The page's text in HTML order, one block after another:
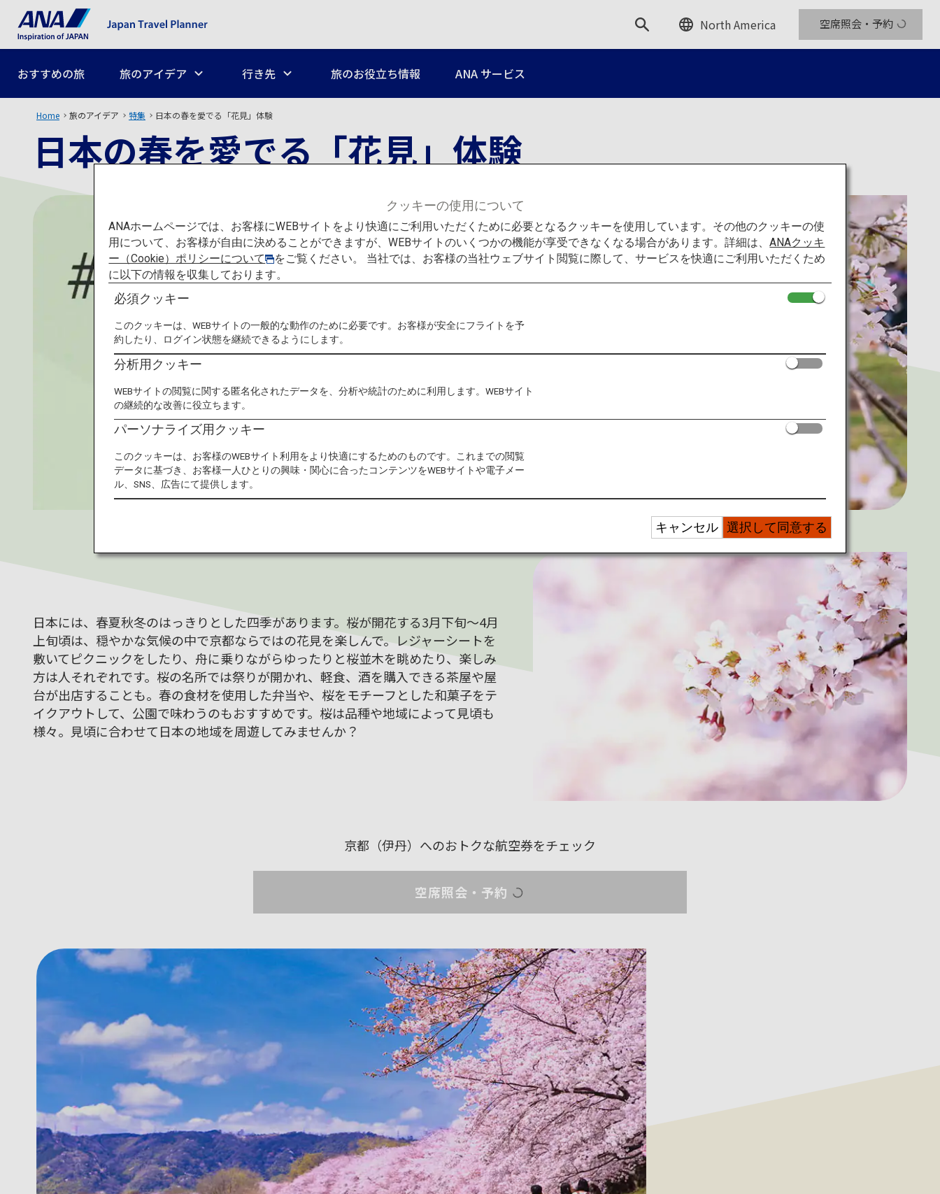
North America 空席照会・予約
おすすめの旅 旅のアイデア 行き先 旅のお役立ち情報 ANA サービス
Home 旅のアイデア 特集 日本の春を愛でる「花見」体験
日本の春を愛でる「花見」体験
日本には、春夏秋冬のはっきりとした四季があります。桜が開花する3月下旬～4月
上旬頃は、穏やかな気候の中で京都ならではの花見を楽しんで。レジャーシートを
敷いてピクニックをしたり、舟に乗りながらゆったりと桜並木を眺めたり、楽しみ
方は人それぞれです。桜の名所では祭りが開かれ、軽食、酒を購入できる茶屋や屋
台が出店することも。春の食材を使用した弁当や、桜をモチーフとした和菓子をテ
イクアウトして、公園で味わうのもおすすめです。桜は品種や地域によって見頃も
様々。見頃に合わせて日本の地域を周遊してみませんか？
京都（伊丹）へのおトクな航空券をチェック
空席照会・予約
クッキーの使用について
ANAホームページでは、お客様にWEBサイトをより快適にご利用いただくために必要となるクッキーを使用しています。その他のクッキーの使
用について、お客様が自由に決めることができますが、WEBサイトのいくつかの機能が享受できなくなる場合があります。詳細は、ANAクッキ
ー（Cookie）ポリシーについて
をご覧ください。 当社では、お客様の当社ウェブサイト閲覧に際して、サービスを快適にご利用いただくため
に以下の情報を収集しております。
必須クッキー
このクッキーは、WEBサイトの一般的な動作のために必要です。お客様が安全にフライトを予
約したり、ログイン状態を継続できるようにします。
分析用クッキー
WEBサイトの閲覧に関する匿名化されたデータを、分析や統計のために利用します。WEBサイト
の継続的な改善に役立ちます。
パーソナライズ用クッキー
このクッキーは、お客様のWEBサイト利用をより快適にするためのものです。これまでの閲覧
データに基づき、お客様一人ひとりの興味・関心に合ったコンテンツをWEBサイトや電子メー
ル、SNS、広告にて提供します。
選択して同意する
キャンセル